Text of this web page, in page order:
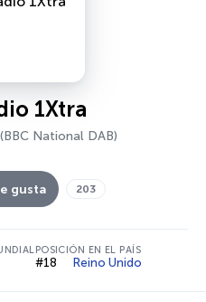
1Xtra
National DAB)
gusta 203
POSICIÓN EN EL PAÍS
#18 Reino Unido